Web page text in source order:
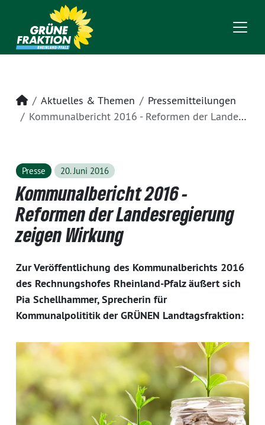
Startseite
Aktuelles & Themen
Pressemitteilungen
Kommunalbericht 2016 - Reformen der Landesregierung zeigen Wirkung
Presse 20. Juni 2016
Kommunalbericht 2016 -
Reformen der Landesregierung
zeigen Wirkung
Zur Veröffentlichung des Kommunalberichts 2016
des Rechnungshofes Rheinland-Pfalz äußert sich
Pia Schellhammer, Sprecherin für
Kommunalpolititik der GRÜNEN Landtagsfraktion: